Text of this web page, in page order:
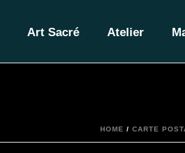
Art Sacré Atelier
HOME / CARTE